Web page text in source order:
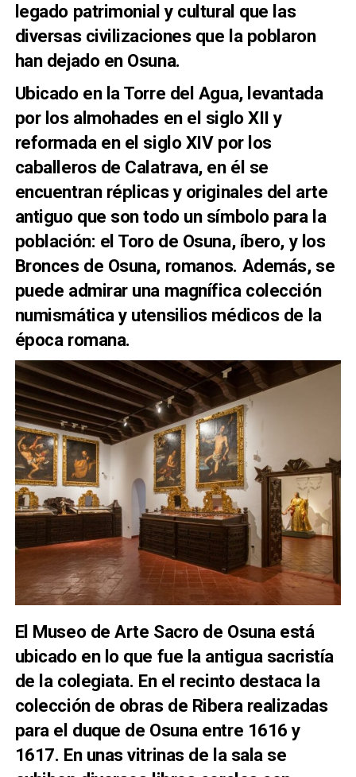
legado patrimonial y cultural que las
diversas civilizaciones que la poblaron
han dejado en Osuna.
Ubicado en la Torre del Agua, levantada
por los almohades en el siglo XII y
reformada en el siglo XIV por los
caballeros de Calatrava, en él se
encuentran réplicas y originales del arte
antiguo que son todo un símbolo para la
población: el Toro de Osuna, íbero, y los
Bronces de Osuna, romanos. Además, se
puede admirar una magnífica colección
numismática y utensilios médicos de la
época romana.
El Museo de Arte Sacro de Osuna está
ubicado en lo que fue la antigua sacristía
de la colegiata. En el recinto destaca la
colección de obras de Ribera realizadas
para el duque de Osuna entre 1616 y
1617. En unas vitrinas de la sala se